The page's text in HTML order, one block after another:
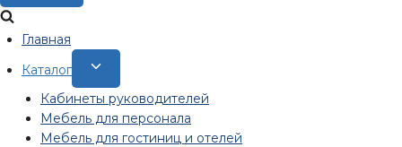
Главная
Каталог
Переключить
дочернее
меню
Кабинеты руководителей
Мебель для персонала
Мебель для гостиниц и отелей